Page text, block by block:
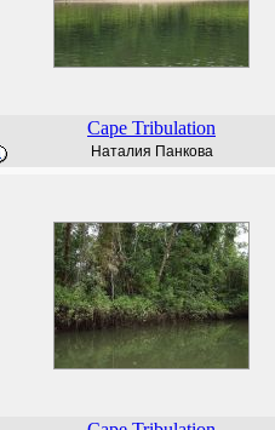
Cape Tribulation
Наталия Панкова